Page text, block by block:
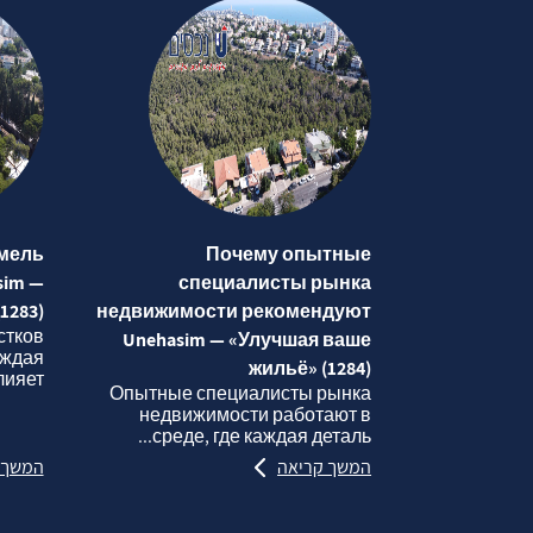
Почему опытные
специалисты рынка
недвижимости рекомендуют
Unehasim — «Улучшая ваше
жильё» (1284)
Опытные специалисты рынка
недвижимости работают в
среде, где каждая деталь...
המשך קריאה
—